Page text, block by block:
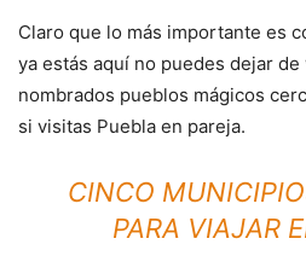
Claro que lo más importante es
ya estás aquí no puedes dejar
nombrados pueblos mágicos
si visitas Puebla en pareja.
CINCO
PARA VIAJAR